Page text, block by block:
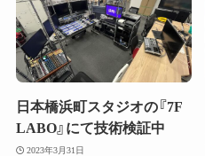
日本橋浜町スタジオの『7F
LABO』にて技術検証中
2023年3月31日